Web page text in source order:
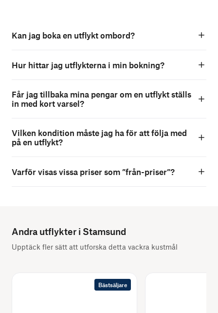
Kan jag boka en utflykt ombord?
Hur hittar jag utflykterna i min bokning?
Får jag tillbaka mina pengar om en utflykt ställs
in med kort varsel?
Vilken kondition måste jag ha för att följa med
på en utflykt?
Varför visas vissa priser som ”från-priser”?
Andra utflykter i Stamsund
Upptäck fler sätt att utforska detta vackra kustmål
Bästsäljare